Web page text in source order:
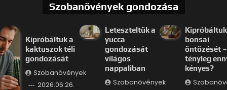
Szobanövények gondozása
Kipróbáltuk a
kaktuszok téli
gondozását
Szobanövények
2026.06.26.
Leteszteltük a
yucca
gondozását
világos
nappaliban
Szobanövények
bonsai
öntözését –
tényleg
kényes?